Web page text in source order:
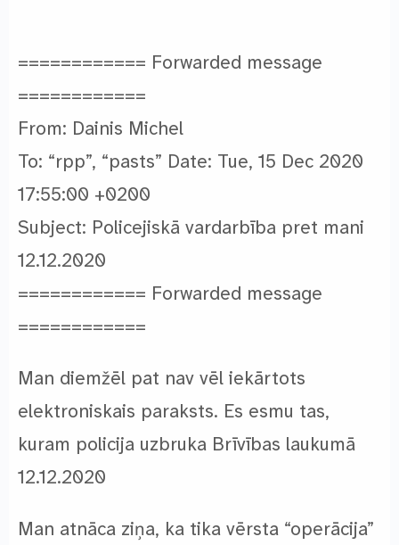
============ Forwarded message
============
From: Dainis Michel
To: “rpp”, “pasts” Date: Tue, 15 Dec 2020
17:55:00 +0200
Subject: Policejiskā vardarbība pret mani
12.12.2020
============ Forwarded message
============
Man diemžēl pat nav vēl iekārtots
elektroniskais paraksts. Es esmu tas,
kuram policija uzbruka Brīvības laukumā
12.12.2020
Man atnāca ziņa, ka tika vērsta “operācija”